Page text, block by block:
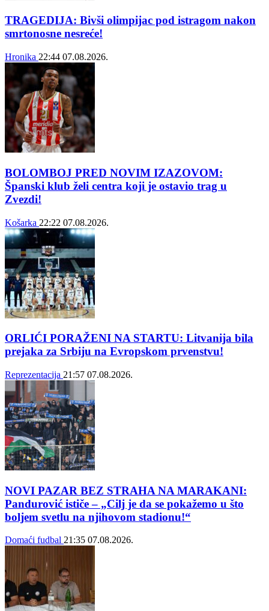
TRAGEDIJA: Bivši olimpijac pod istragom nakon
smrtonosne nesreće!
Hronika 22:44 07.08.2026.
BOLOMBOJ PRED NOVIM IZAZOVOM:
Španski klub želi centra koji je ostavio trag u
Zvezdi!
Košarka 22:22 07.08.2026.
ORLIĆI PORAŽENI NA STARTU: Litvanija bila
prejaka za Srbiju na Evropskom prvenstvu!
Reprezentacija 21:57 07.08.2026.
NOVI PAZAR BEZ STRAHA NA MARAKANI:
Pandurović ističe – „Cilj je da se pokažemo u što
boljem svetlu na njihovom stadionu!“
Domaći fudbal 21:35 07.08.2026.